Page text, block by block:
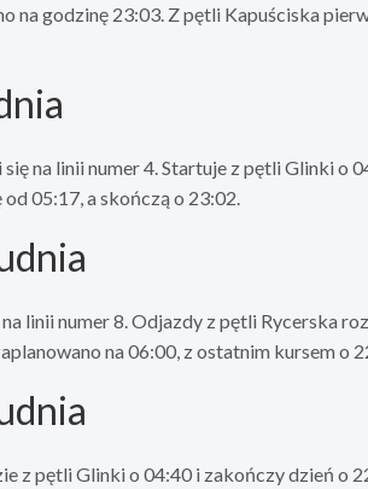
na godzinę 23:03. Z pętli Kapuściska
na linii numer 4. Startuje z pętli Glinki o
05:17, a skończą o 23:02.
linii numer 8. Odjazdy z pętli Rycerska
na 06:00, z ostatnim kursem o
z pętli Glinki o 04:40 i zakończy dzień o